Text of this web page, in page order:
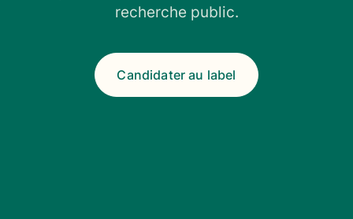
recherche public.
Candidater au label